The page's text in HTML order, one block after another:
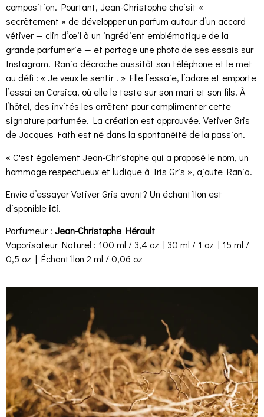
composition. Pourtant, Jean-Christophe choisit «
secrètement » de développer un parfum autour d’un accord
vétiver — clin d’œil à un ingrédient emblématique de la
grande parfumerie — et partage une photo de ses essais sur
Instagram. Rania décroche aussitôt son téléphone et le met
au défi : « Je veux le sentir ! » Elle l’essaie, l’adore et emporte
l’essai en Corsica, où elle le teste sur son mari et son fils. À
l’hôtel, des invités les arrêtent pour complimenter cette
signature parfumée. La création est approuvée. Vetiver Gris
de Jacques Fath est né dans la spontanéité de la passion.
« C'est également Jean-Christophe qui a proposé le nom, un
hommage respectueux et ludique à Iris Gris », ajoute Rania.
Envie d’essayer Vetiver Gris avant? Un échantillon est
disponible ici.
Parfumeur : Jean-Christophe Hérault
Vaporisateur Naturel : 100 ml / 3,4 oz | 30 ml / 1 oz | 15 ml /
0,5 oz | Échantillon 2 ml / 0,06 oz